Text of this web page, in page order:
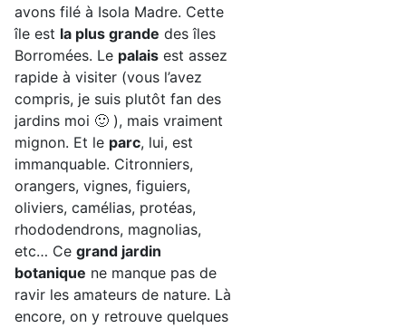
avons filé à Isola Madre. Cette
île est la plus grande des îles
Borromées. Le palais est assez
rapide à visiter (vous l’avez
compris, je suis plutôt fan des
jardins moi 🙂 ), mais vraiment
mignon. Et le parc, lui, est
immanquable. Citronniers,
orangers, vignes, figuiers,
oliviers, camélias, protéas,
rhododendrons, magnolias,
etc… Ce grand jardin
botanique ne manque pas de
ravir les amateurs de nature. Là
encore, on y retrouve quelques